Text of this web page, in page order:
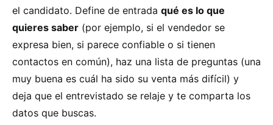
el candidato. Define de entrada qué es lo que
quieres saber (por ejemplo, si el vendedor se
expresa bien, si parece confiable o si tienen
contactos en común), haz una lista de preguntas (una
muy buena es cuál ha sido su venta más difícil) y
deja que el entrevistado se relaje y te comparta los
datos que buscas.